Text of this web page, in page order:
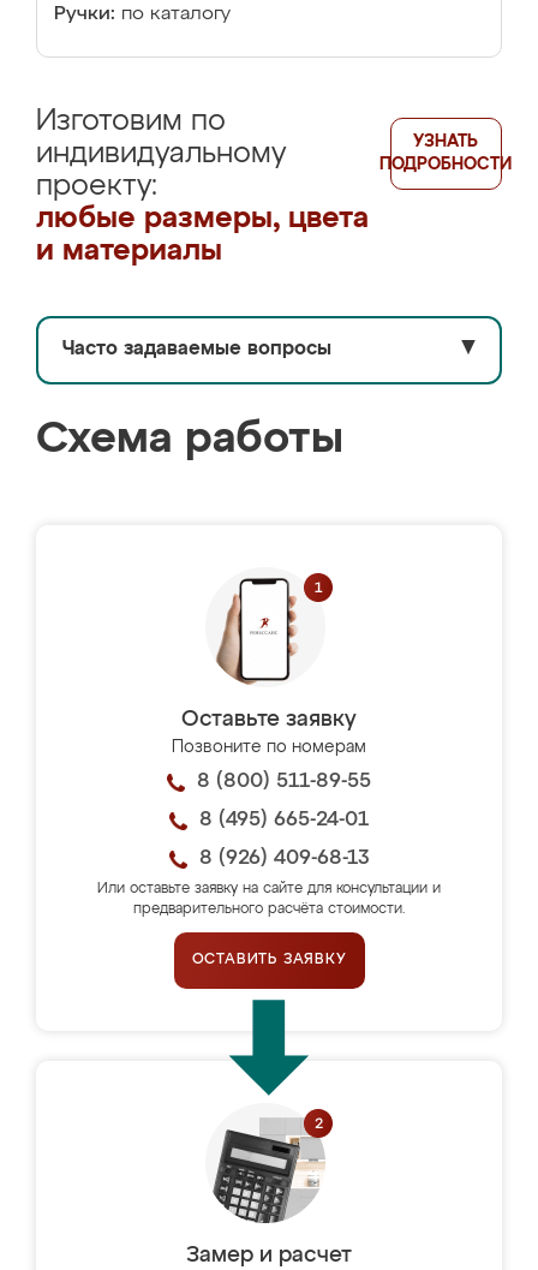
Ручки: по каталогу
Изготовим по
индивидуальному
проекту:
любые размеры, цвета
и материалы
УЗНАТЬ
ПОДРОБНОСТИ
Часто задаваемые вопросы ▼
Схема работы
Оставьте заявку
Позвоните по номерам
8 (800) 511-89-55
8 (495) 665-24-01
8 (926) 409-68-13
Или оставьте заявку на сайте для консультации и
предварительного расчёта стоимости.
ОСТАВИТЬ ЗАЯВКУ
Замер и расчет